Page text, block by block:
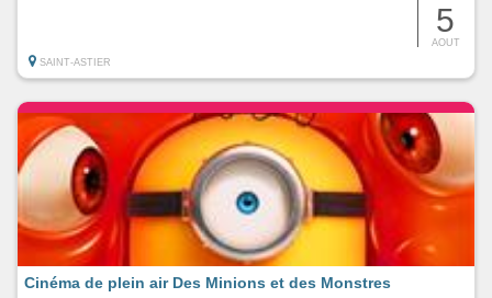
5
AOUT
SAINT-ASTIER
Cinéma de plein air Des Minions et des Monstres